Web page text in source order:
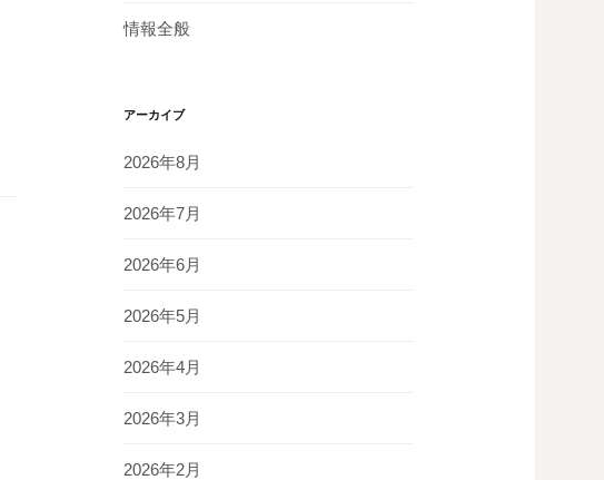
情報全般
アーカイブ
2026年8月
2026年7月
2026年6月
2026年5月
2026年4月
2026年3月
2026年2月